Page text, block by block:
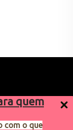
quem
com o que